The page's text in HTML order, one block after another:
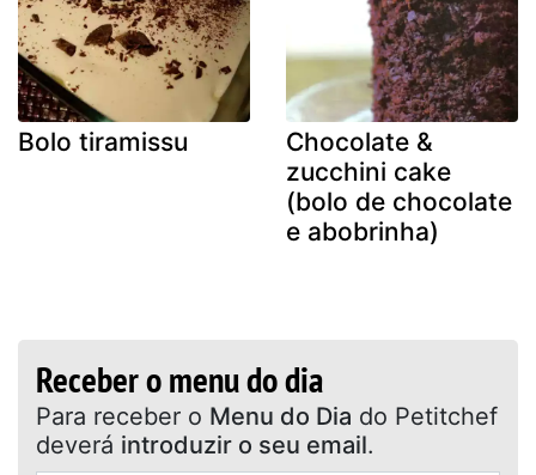
Bolo tiramissu
Chocolate &
zucchini cake
(bolo de chocolate
e abobrinha)
Receber o menu do dia
Para receber o Menu do Dia do Petitchef
deverá introduzir o seu email.